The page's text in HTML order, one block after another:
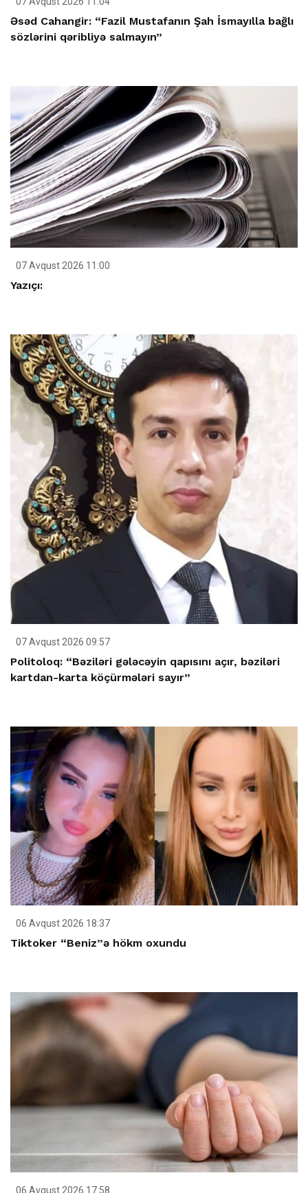
Əsəd Cahangir: “Fazil Mustafanın Şah İsmayılla bağlı
sözlərini qəribliyə salmayın”
07 Avqust 2026 11:00
Yazıçı:
07 Avqust 2026 09:57
Politoloq: “Bəziləri gələcəyin qapısını açır, bəziləri
kartdan-karta köçürmələri sayır”
06 Avqust 2026 18:37
Tiktoker “Beniz”ə hökm oxundu
06 Avqust 2026 17:58